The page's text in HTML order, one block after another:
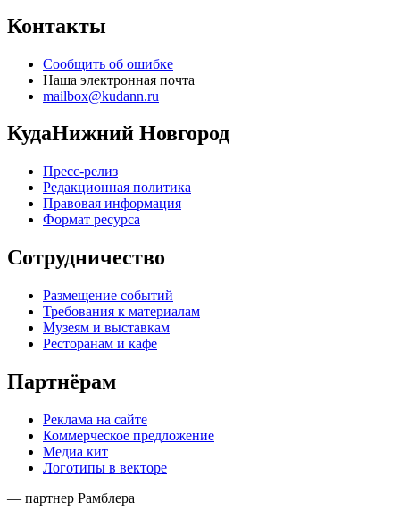
Контакты
Сообщить об ошибке
Наша электронная почта
mailbox@kudann.ru
КудаНижний Новгород
Пресс-релиз
Редакционная политика
Правовая информация
Формат ресурса
Сотрудничество
Размещение событий
Требования к материалам
Музеям и выставкам
Ресторанам и кафе
Партнёрам
Реклама на сайте
Коммерческое предложение
Медиа кит
Логотипы в векторе
— партнер Рамблера